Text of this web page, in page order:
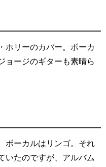
ホリーのカバー。ボーカ
ョージのギターも素晴ら
ボーカルはリンゴ。それ
いたのですが、アルバム